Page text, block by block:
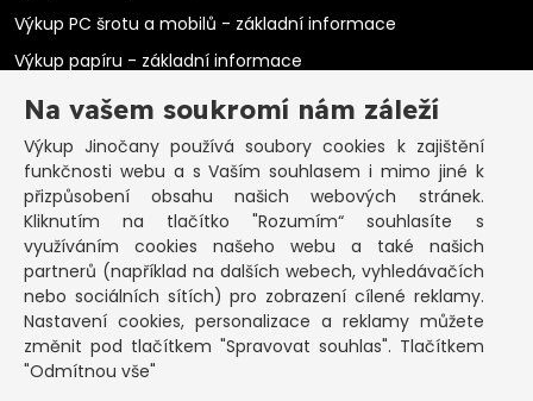
Výkup PC šrotu a mobilů - základní informace
Výkup papíru - základní informace
Výkup elektromotorů - základní informace
PRAKTICKÉ INFORMACE
Pozastavená živnost
Co vykoupíme na občanku?
Podmínky výkupu
Formuláře ke stažení
SEPNO - návod
Ochrana osobních údajů a informace cookies
Na vašem soukromí nám záleží
Výkup Jinočany používá soubory cookies k zajištění
funkčnosti webu a s Vaším souhlasem i mimo jiné k
přizpůsobení obsahu našich webových stránek.
Kliknutím na tlačítko "Rozumím“ souhlasíte s
využíváním cookies našeho webu a také našich
partnerů (například na dalších webech, vyhledávačích
nebo sociálních sítích) pro zobrazení cílené reklamy.
Nastavení cookies, personalizace a reklamy můžete
změnit pod tlačítkem "Spravovat souhlas". Tlačítkem
"Odmítnou vše"